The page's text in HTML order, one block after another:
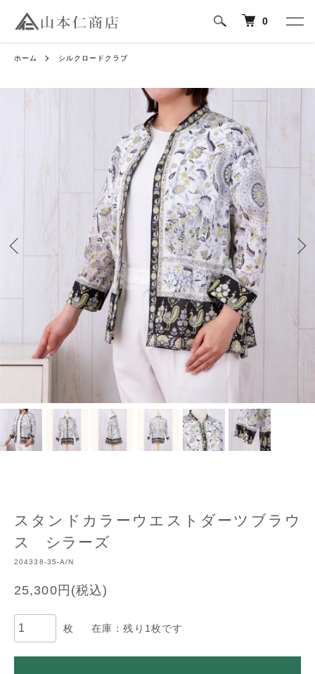
0
ホーム シルクロードクラブ
スタンドカラーウエストダーツブラウ
ス シラーズ
204338-35-A/N
25,300円(税込)
枚 在庫：残り1枚です